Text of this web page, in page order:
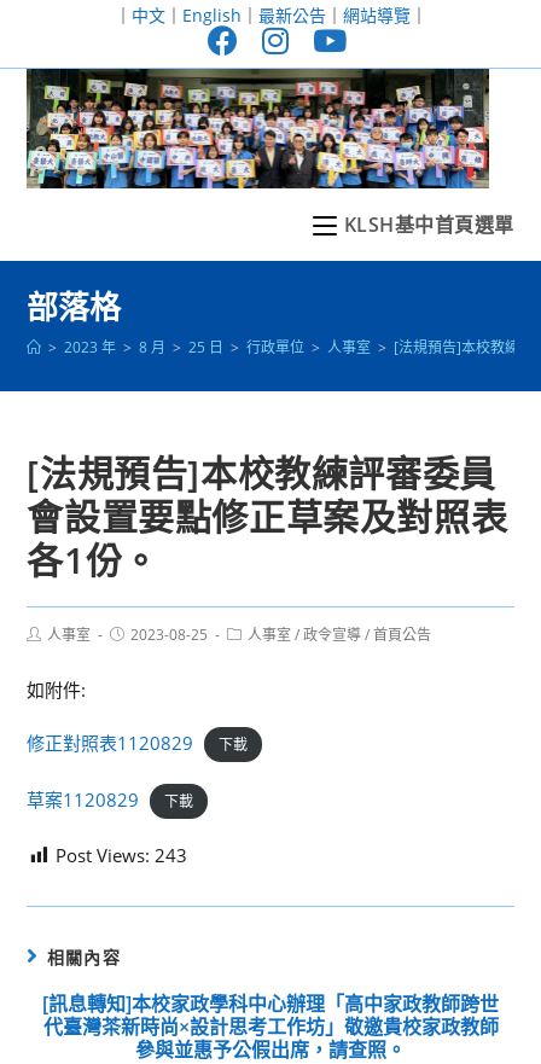
至
｜ 中文｜ English ｜ 最新公告｜ 網站導覽｜
KLSH基中首頁選單
部落格
> 2023 年 > 8 月 > 25 日 > 行政單位 > 人事室 > [法規預告]本校教練評
[法規預告]本校教練評審委員
會設置要點修正草案及對照表
各1份。
Post人事室
Post2023-08-25
Post人事室 / 政令宣導 / 首頁公告
如附件:
修正對照表1120829 下載
草案1120829 下載
Post Views: 243
相關內容
[訊息轉知]本校家政學科中心辦理「高中家政教師跨世
代臺灣茶新時尚×設計思考工作坊」敬邀貴校家政教師
參與並惠予公假出席，請查照。